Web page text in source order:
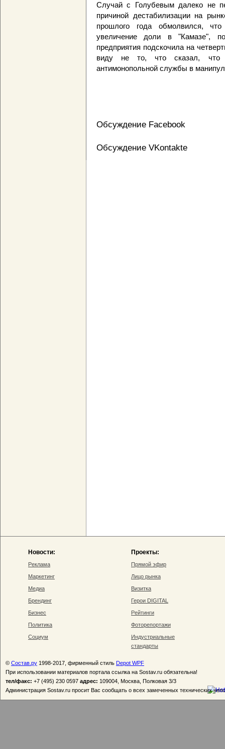
Случай с Голубевым далеко не
причиной дестабилизации на
прошлого года обмолвился,
увеличение доли в "Камазе",
предприятия подскочила на
виду не то, что сказал, что
антимонопольной службы в
Обсуждение Facebook
Обсуждение VKontakte
Новости:
Реклама
Маркетинг
Медиа
Брендинг
Бизнес
Политика
Социум
Проекты:
Прямой эфир
Лицо рынка
Визитка
Герои DIGITAL
Рейтинги
Фоторепортажи
Индустриальные
стандарты
© Состав.ру 1998-2017, фирменный стиль Depot WPF
При использовании материалов портала ссылка на Sostav.ru обязательна!
тел/факс: +7 (495) 230 0597 адрес: 109004, Москва, Полковая 3/3
Администрация Sostav.ru просит Вас сообщать о всех замеченных технических